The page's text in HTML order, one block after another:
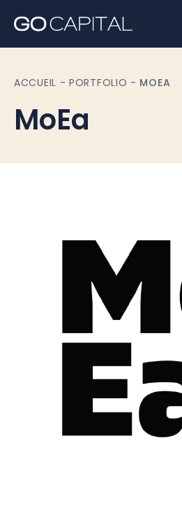
ACCUEIL -PORTFOLIO - MOEA
MoEa